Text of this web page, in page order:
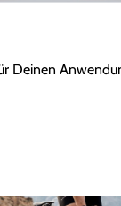
Deinen